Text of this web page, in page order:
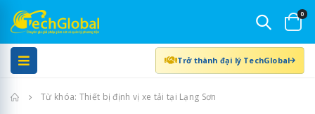
0
Trở thành đại lý TechGlobal
Trang chủTừ khóa: Thiết bị định vị xe tải tại Lạng Sơn